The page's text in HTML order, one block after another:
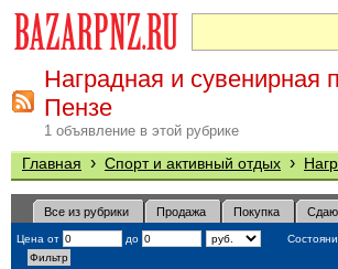
Наградная и сувенирная
Пензе
1 объявление в этой рубрике
Главная › Спорт и активный отдых ›
Все из рубрики Продажа Покупка Сдаю
Цена от до